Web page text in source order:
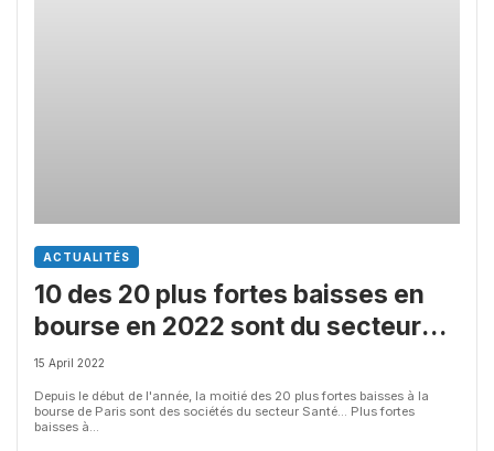
ACTUALITÉS
10 des 20 plus fortes baisses en
bourse en 2022 sont du secteur
Santé
15 April 2022
Depuis le début de l'année, la moitié des 20 plus fortes baisses à la
bourse de Paris sont des sociétés du secteur Santé... Plus fortes
baisses à...